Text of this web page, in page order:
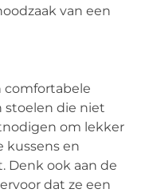
van een
comfortabele
stoelen die niet
om lekker
kussens en
Denk ook aan de
dat ze een